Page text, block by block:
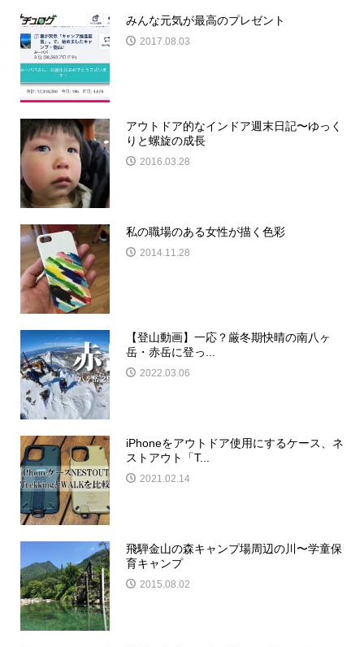
みんな元気が最高のプレゼント
2017.08.03
アウトドア的なインドア週末日記〜ゆっく
りと螺旋の成長
2016.03.28
私の職場のある女性が描く色彩
2014.11.28
【登山動画】一応？厳冬期快晴の南八ヶ
岳・赤岳に登っ...
2022.03.06
iPhoneをアウトドア使用にするケース、ネ
ストアウト「T...
2021.02.14
飛騨金山の森キャンプ場周辺の川〜学童保
育キャンプ
2015.08.02